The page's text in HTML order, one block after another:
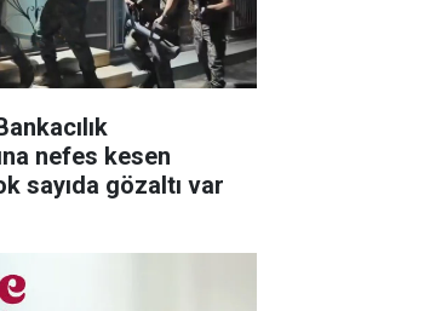
nefes kesen
sayıda gözaltı var